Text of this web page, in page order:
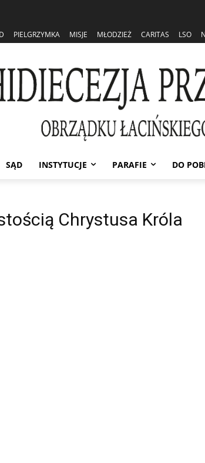
PIELGRZYMKA MISJE MŁODZIEŻ CARITAS LSO
SĄD INSTYTUCJE PARAFIE DO
Chrystusa Króla